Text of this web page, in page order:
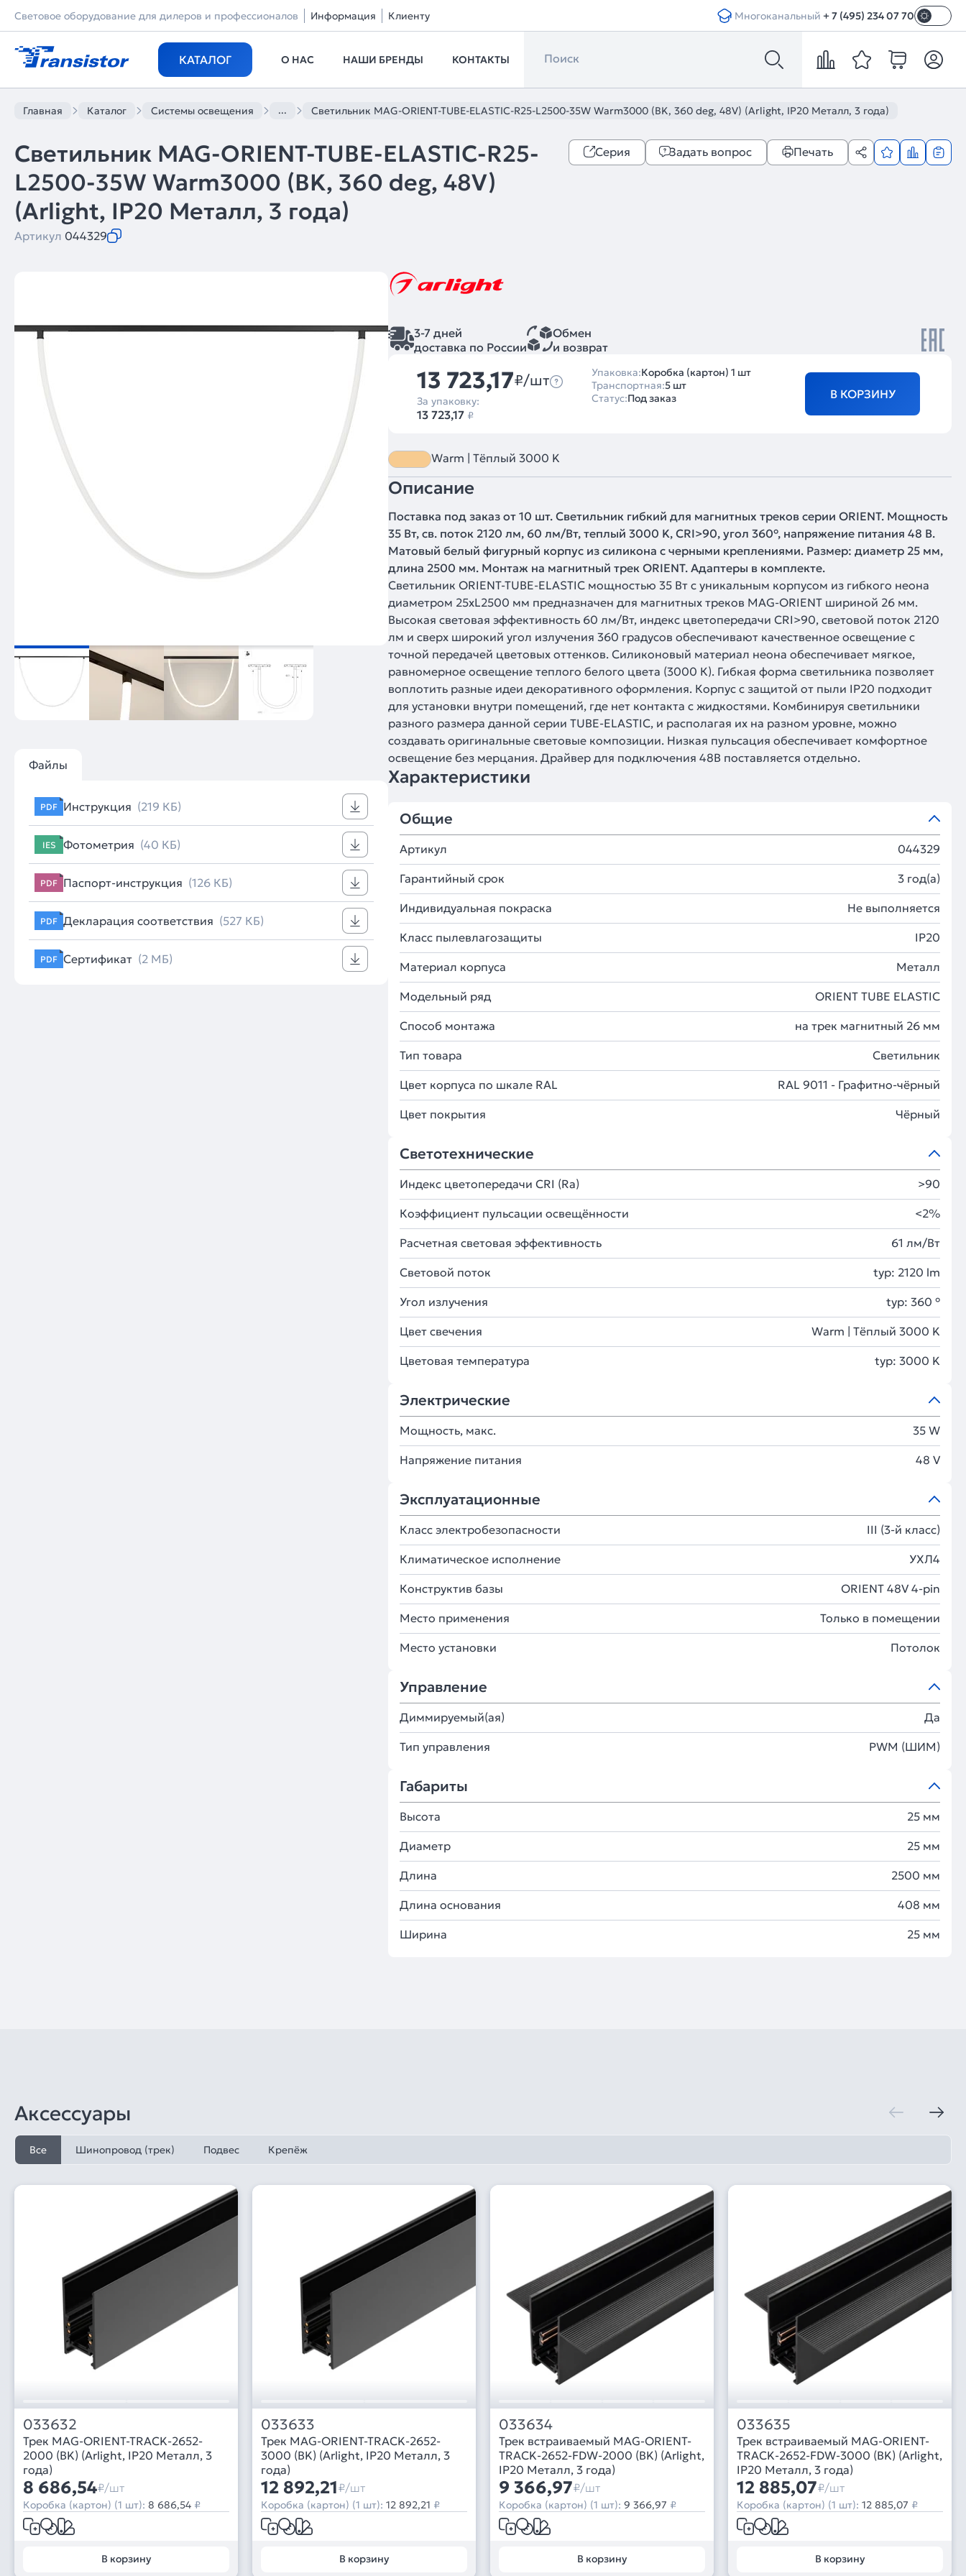
Световое оборудование для дилеров и профессионалов Информация Клиенту Многоканальный + 7 (495) 234 07 70
КАТАЛОГ О НАС НАШИ БРЕНДЫ КОНТАКТЫ
Главная Каталог Системы освещения ... Светильник MAG-ORIENT-TUBE-ELASTIC-R25-L2500-35W Warm3000 (BK, 360 deg, 48V) (Arlight, IP20 Металл, 3 года)
Светильник MAG-ORIENT-TUBE-ELASTIC-R25-
L2500-35W Warm3000 (BK, 360 deg, 48V)
(Arlight, IP20 Металл, 3 года)
Артикул 044329
Серия Задать вопрос Печать
Файлы
PDF Инструкция (219 КБ)
IES Фотометрия (40 КБ)
PDF Паспорт-инструкция (126 КБ)
PDF Декларация соответствия (527 КБ)
PDF Сертификат (2 МБ)
3-7 дней
доставка по России
Обмен
и возврат
13 723,17₽/шт
За упаковку:
13 723,17 ₽
Упаковка:Коробка (картон) 1 шт
Транспортная:5 шт
Статус:Под заказ В КОРЗИНУ
Warm | Тёплый 3000 K
Описание
Поставка под заказ от 10 шт. Светильник гибкий для магнитных треков серии ORIENT. Мощность
35 Вт, св. поток 2120 лм, 60 лм/Вт, теплый 3000 K, CRI>90, угол 360°, напряжение питания 48 В.
Матовый белый фигурный корпус из силикона с черными креплениями. Размер: диаметр 25 мм,
длина 2500 мм. Монтаж на магнитный трек ORIENT. Адаптеры в комплекте.
Светильник ORIENT-TUBE-ELASTIC мощностью 35 Вт с уникальным корпусом из гибкого неона
диаметром 25хL2500 мм предназначен для магнитных треков MAG-ORIENT шириной 26 мм.
Высокая световая эффективность 60 лм/Вт, индекс цветопередачи CRI>90, световой поток 2120
лм и сверх широкий угол излучения 360 градусов обеспечивают качественное освещение с
точной передачей цветовых оттенков. Силиконовый материал неона обеспечивает мягкое,
равномерное освещение теплого белого цвета (3000 К). Гибкая форма светильника позволяет
воплотить разные идеи декоративного оформления. Корпус с защитой от пыли IP20 подходит
для установки внутри помещений, где нет контакта с жидкостями. Комбинируя светильники
разного размера данной серии TUBE-ELASTIC, и располагая их на разном уровне, можно
создавать оригинальные световые композиции. Низкая пульсация обеспечивает комфортное
освещение без мерцания. Драйвер для подключения 48В поставляется отдельно.
Характеристики
Общие
Артикул 044329
Гарантийный срок 3 год(а)
Индивидуальная покраска Не выполняется
Класс пылевлагозащиты IP20
Материал корпуса Металл
Модельный ряд ORIENT TUBE ELASTIC
Способ монтажа на трек магнитный 26 мм
Тип товара Светильник
Цвет корпуса по шкале RAL RAL 9011 - Графитно-чёрный
Цвет покрытия Чёрный
Светотехнические
Индекс цветопередачи CRI (Ra) >90
Коэффициент пульсации освещённости <2%
Расчетная световая эффективность 61 лм/Вт
Световой поток typ: 2120 lm
Угол излучения typ: 360 °
Цвет свечения Warm | Тёплый 3000 K
Цветовая температура typ: 3000 K
Электрические
Мощность, макс. 35 W
Напряжение питания 48 V
Эксплуатационные
Класс электробезопасности III (3-й класс)
Климатическое исполнение УХЛ4
Конструктив базы ORIENT 48V 4-pin
Место применения Только в помещении
Место установки Потолок
Управление
Диммируемый(ая) Да
Тип управления PWM (ШИМ)
Габариты
Высота 25 мм
Диаметр 25 мм
Длина 2500 мм
Длина основания 408 мм
Ширина 25 мм
Аксессуары
Все Шинопровод (трек) Подвес Крепёж
033632
Трек MAG-ORIENT-TRACK-2652-
2000 (BK) (Arlight, IP20 Металл, 3
года)
8 686,54₽/шт
Коробка (картон) (1 шт): 8 686,54 ₽
В корзину
033633
Трек MAG-ORIENT-TRACK-2652-
3000 (BK) (Arlight, IP20 Металл, 3
года)
12 892,21₽/шт
Коробка (картон) (1 шт): 12 892,21 ₽
В корзину
033634
Трек встраиваемый MAG-ORIENT-
TRACK-2652-FDW-2000 (BK) (Arlight,
IP20 Металл, 3 года)
9 366,97₽/шт
Коробка (картон) (1 шт): 9 366,97 ₽
В корзину
033635
Трек встраиваемый MAG-ORIENT-
TRACK-2652-FDW-3000 (BK) (Arlight,
IP20 Металл, 3 года)
12 885,07₽/шт
Коробка (картон) (1 шт): 12 885,07 ₽
В корзину